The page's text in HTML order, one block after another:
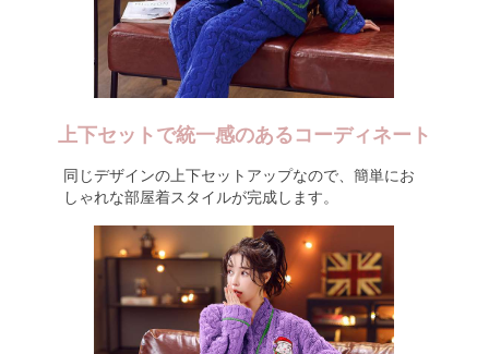
上下セットで統一感のあるコーディネート
同じデザインの上下セットアップなので、簡単にお
しゃれな部屋着スタイルが完成します。